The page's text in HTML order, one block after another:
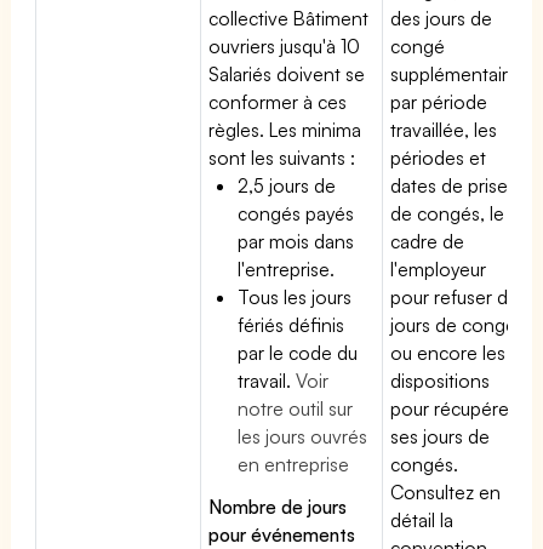
collective Bâtiment
ouvriers jusqu'à 10
Salariés doivent se
conformer à ces
règles. Les minima
sont les suivants :
2,5 jours de
congés payés
par mois dans
l'entreprise.
Tous les jours
fériés définis
par le code du
travail.Voir
notre outil sur
les jours ouvrés
en entreprise
Nombre de jours
pour événements
des jours de
congé
supplémentaires
par période
travaillée, les
périodes et
dates de prise
de congés, le
cadre de
l'employeur
pour refuser des
jours de congés
ou encore les
dispositions
pour récupérer
ses jours de
congés.
Consultez en
détail la